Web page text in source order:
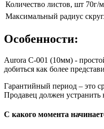
Количество листов, шт 70г/м
Максимальный радиус
Особенности:
Aurora C-001 (10мм) -
добиться как более
Гарантийный период – это
Продавец должен устранить
С какого момента